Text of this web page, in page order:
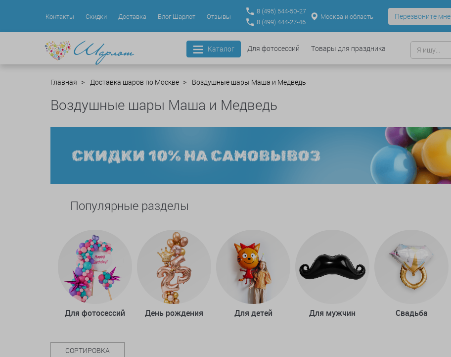
Контакты Скидки Доставка Блог Шарлот Отзывы
8 (495) 544-50-27
8 (499) 444-27-46
Москва и область Перезвоните мне
Каталог Для фотосессий Товары для праздника
Главная Доставка шаров по Москве Воздушные шары Маша и Медведь
Воздушные шары Маша и Медведь
Популярные разделы
Для фотосессий День рождения Для детей Для мужчин Свадьба
СОРТИРОВКА